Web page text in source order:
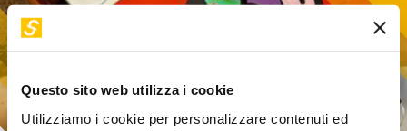
Questo sito web utilizza i cookie
Utilizziamo i cookie per personalizzare contenuti ed